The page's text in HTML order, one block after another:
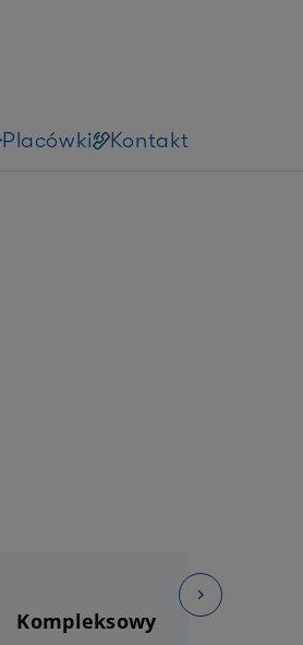
Placówki Kontakt
Kompleksowy